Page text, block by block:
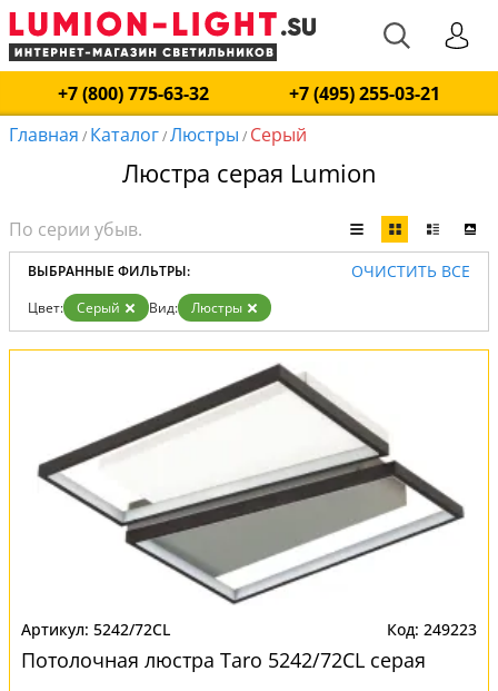
+7 (800) 775-63-32
+7 (495) 255-03-21
Главная / Каталог/Люстры / Серый
Люстра серая Lumion
ВЫБРАННЫЕ ФИЛЬТРЫ: ОЧИСТИТЬ ВСЕ
Цвет: Серый Вид: Люстры
5242/72CL 249223
Потолочная люстра Taro 5242/72CL серая